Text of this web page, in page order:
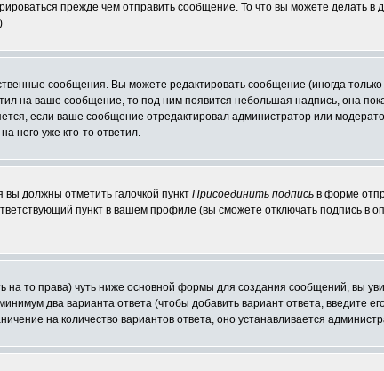
прежде чем отправить сообщение. То что вы можете делать
)
сообщения. Вы можете редактировать сообщение (иногда
на ваше сообщение, то под ним появится небольшая надпись, она
если ваше сообщение отредактировал администратор или
него уже кто-то ответил.
должны отметить галочкой пункт Присоединить подпись в форме
пункт в вашем профиле (вы сможете отключать подпись в
на то права) чуть ниже основной формы для создания сообщений, вы
два варианта ответа (чтобы добавить вариант ответа, введите
на количество вариантов ответа, оно устанавливается